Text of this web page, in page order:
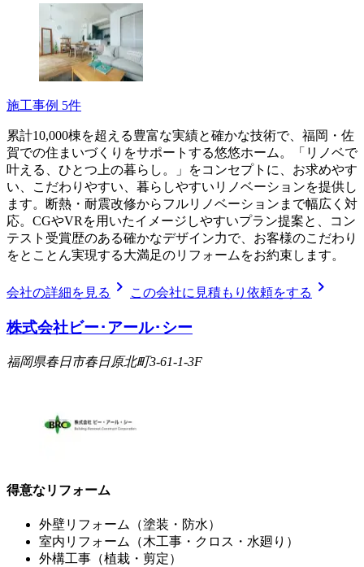
施工事例 5件
累計10,000棟を超える豊富な実績と確かな技術で、福岡・佐
賀での住まいづくりをサポートする悠悠ホーム。「リノベで
叶える、ひとつ上の暮らし。」をコンセプトに、お求めやす
い、こだわりやすい、暮らしやすいリノベーションを提供し
ます。断熱・耐震改修からフルリノベーションまで幅広く対
応。CGやVRを用いたイメージしやすいプラン提案と、コン
テスト受賞歴のある確かなデザイン力で、お客様のこだわり
をとことん実現する大満足のリフォームをお約束します。
会社の詳細を見る chevron_right この会社に見積もり依頼をする chevron_right
株式会社ビー･アール･シー
福岡県春日市春日原北町3-61-1-3F
得意なリフォーム
外壁リフォーム（塗装・防水）
室内リフォーム（木工事・クロス・水廻り）
外構工事（植栽・剪定）